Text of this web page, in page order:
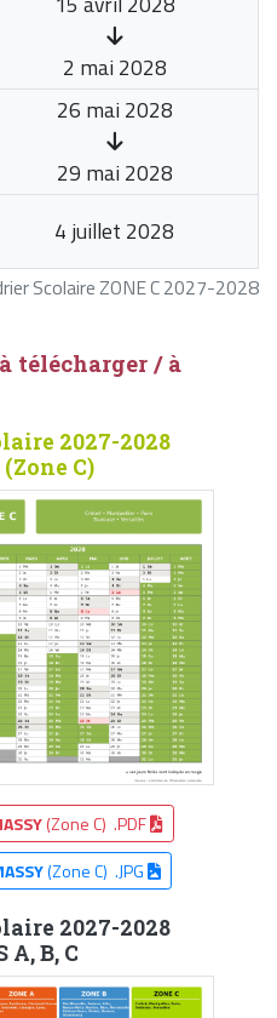
Scolaire ZONE C 2027-2028
2 mai 2028
26 mai 2028
29 mai 2028
4 juillet 2028
télécharger / à
2027-2028
C)
(Zone C) .PDF
(Zone C) .JPG
2027-2028
A, B, C